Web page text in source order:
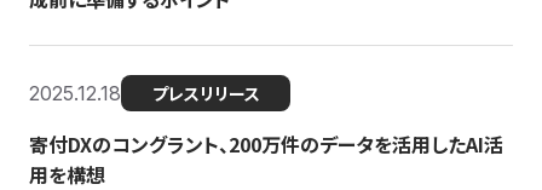
2025.12.18 プレスリリース
寄付DXのコングラント、200万件のデータを活用したAI活
用を構想